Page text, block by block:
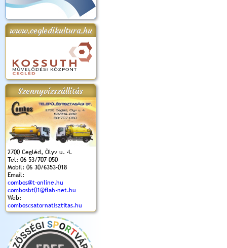
www.cegledikultura.hu
Szennyvízszállítás
2700 Cegléd, Ölyv u. 4.
Tel: 06 53/707-050
Mobil: 06 30/6353-018
Email:
combos@t-online.hu
combosbt01@flah-net.hu
Web:
comboscsatornatisztitas.hu
2018.
Kossuth Toborzó
Ünnepély
Szent István Ünnepe
(2017. 08. 20.)